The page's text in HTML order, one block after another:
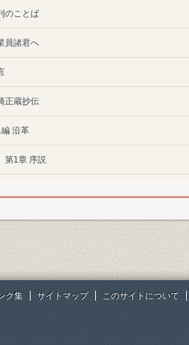
のことば
員諸君へ
正蔵抄伝
沿革
第1章 序説
第3章 株式会社川崎造船所の創立と初期発展時
第4章 第1次世界大戦と生産拡充時代
第5章 戦後不況と整理更生時代
ク集 サイトマップ このサイトについて